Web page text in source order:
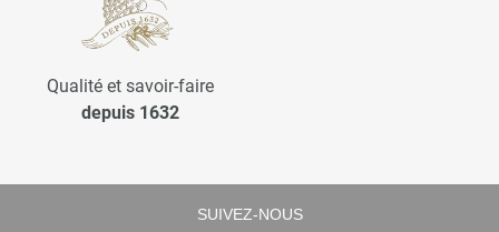
Qualité et savoir-faire
depuis 1632
SUIVEZ-NOUS